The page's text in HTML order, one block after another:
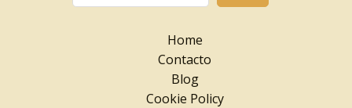
Home
Contacto
Blog
Cookie Policy